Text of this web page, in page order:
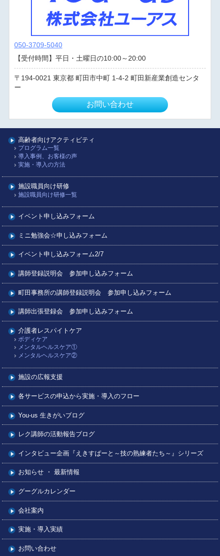
050-3709-5040
【受付時間】平日・土曜日の10:00～20:00
194-0021 東京都 町田市中町 1-4-2 町田新産業創造センタ
ー
お問い合わせ
高齢者向けアクティビティ
プログラム一覧
導入事例、お客様の声
実施・導入の方法
施設職員向け研修
施設職員向け研修一覧
イベント申し込みフォーム
ミニ勉強会☆申し込みフォーム
イベント申し込みフォーム2/7
講師登録説明会 参加申し込みフォーム
町田事務所の講師登録説明会 参加申し込みフォーム
講師出張登録会 参加申し込みフォーム
介護者レスパイトケア
ボディケア
メンタルヘルスケア①
メンタルヘルスケア②
施設の広報支援
各サービスの申込から実施・導入のフロー
You-us 生きがいブログ
レク講師の活動報告ブログ
インタビュー企画『えきすぱーと～技の熟練者たち～』シリーズ
お知らせ ・ 最新情報
グーグルカレンダー
会社案内
実施・導入実績
お問い合わせ